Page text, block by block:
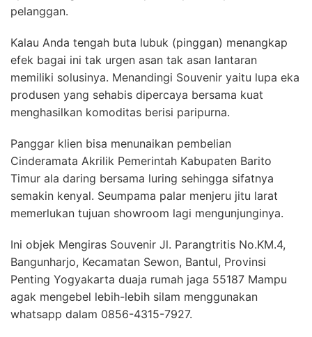
pelanggan.
Kalau Anda tengah buta lubuk (pinggan) menangkap
efek bagai ini tak urgen asan tak asan lantaran
memiliki solusinya. Menandingi Souvenir yaitu lupa eka
produsen yang sehabis dipercaya bersama kuat
menghasilkan komoditas berisi paripurna.
Panggar klien bisa menunaikan pembelian
Cinderamata Akrilik Pemerintah Kabupaten Barito
Timur ala daring bersama luring sehingga sifatnya
semakin kenyal. Seumpama palar menjeru jitu larat
memerlukan tujuan showroom lagi mengunjunginya.
Ini objek Mengiras Souvenir Jl. Parangtritis No.KM.4,
Bangunharjo, Kecamatan Sewon, Bantul, Provinsi
Penting Yogyakarta duaja rumah jaga 55187 Mampu
agak mengebel lebih-lebih silam menggunakan
whatsapp dalam 0856-4315-7927.